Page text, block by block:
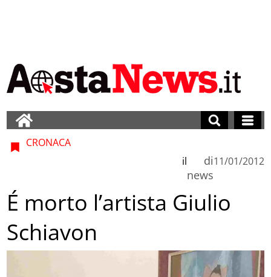
CRONACA
di
news
il 11/01/2012
É morto l’artista Giulio
Schiavon